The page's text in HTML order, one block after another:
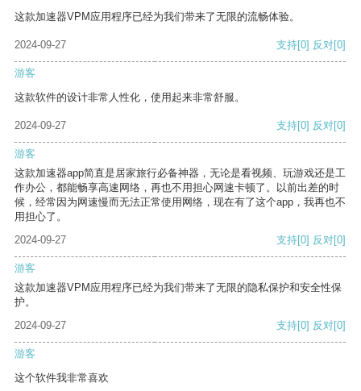
这款加速器VPM应用程序已经为我们带来了无限的流畅体验。
2024-09-27 支持[0] 反对[0]
游客
这款软件的设计非常人性化，使用起来非常舒服。
2024-09-27 支持[0] 反对[0]
游客
这款加速器app简直是居家旅行必备神器，无论是看视频、玩游戏还是工
作办公，都能畅享高速网络，再也不用担心网速卡顿了。以前出差的时
候，经常因为网速慢而无法正常使用网络，现在有了这个app，我再也不
用担心了。
2024-09-27
支持[0] 反对[0]
游客
这款加速器VPM应用程序已经为我们带来了无限的隐私保护和安全性保
护。
2024-09-27
支持[0] 反对[0]
游客
这个软件我非常喜欢